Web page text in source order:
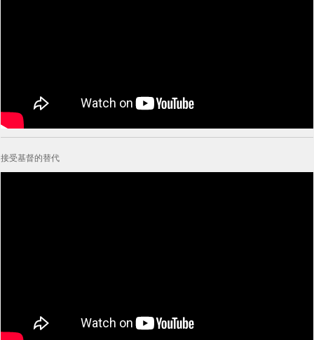
接受基督的替代